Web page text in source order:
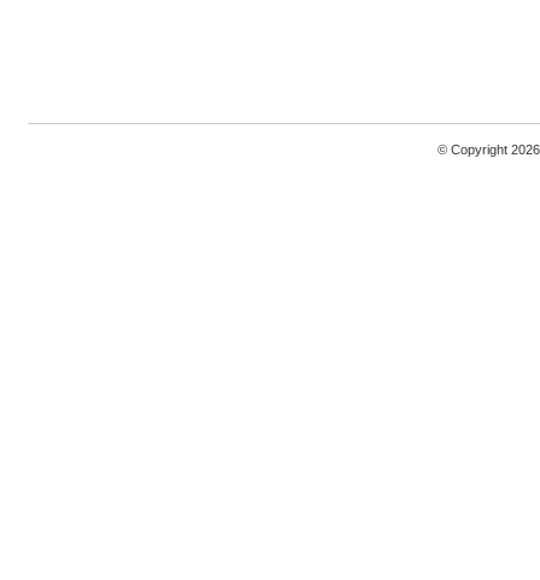
© Copyright